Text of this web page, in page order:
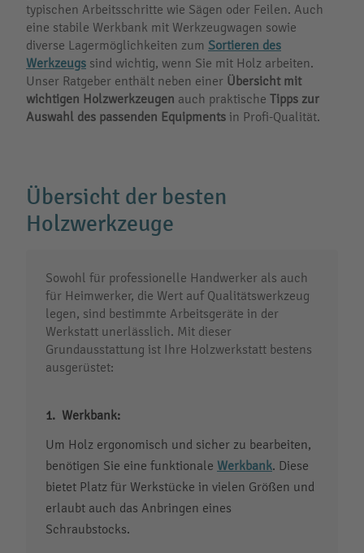
typischen Arbeitsschritte wie Sägen oder Feilen. Auch
eine stabile Werkbank mit Werkzeugwagen sowie
diverse Lagermöglichkeiten zum Sortieren des
Werkzeugs sind wichtig, wenn Sie mit Holz arbeiten.
Unser Ratgeber enthält neben einer Übersicht mit
wichtigen Holzwerkzeugen auch praktische Tipps zur
Auswahl des passenden Equipments in Profi-Qualität.
Übersicht der besten
Holzwerkzeuge
Sowohl für professionelle Handwerker als auch
für Heimwerker, die Wert auf Qualitätswerkzeug
legen, sind bestimmte Arbeitsgeräte in der
Werkstatt unerlässlich. Mit dieser
Grundausstattung ist Ihre Holzwerkstatt bestens
ausgerüstet:
Werkbank:
Um Holz ergonomisch und sicher zu bearbeiten,
benötigen Sie eine funktionale Werkbank. Diese
bietet Platz für Werkstücke in vielen Größen und
erlaubt auch das Anbringen eines
Schraubstocks.